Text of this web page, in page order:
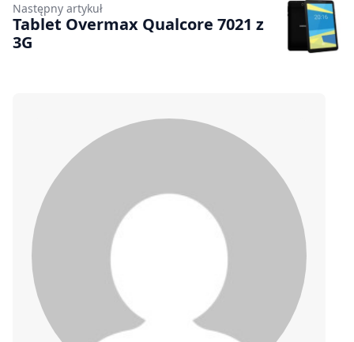
Następny artykuł
Tablet Overmax Qualcore 7021 z
3G